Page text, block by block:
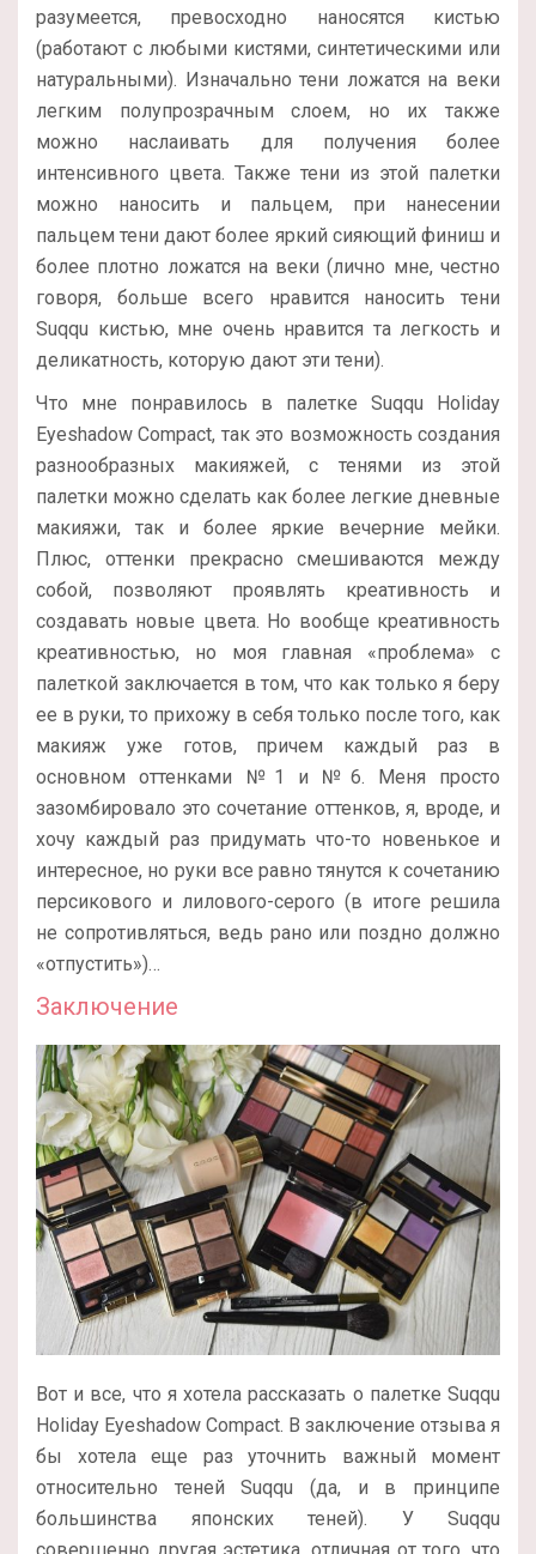
разумеется, превосходно наносятся кистью
(работают с любыми кистями, синтетическими или
натуральными). Изначально тени ложатся на веки
легким полупрозрачным слоем, но их также
можно наслаивать для получения более
интенсивного цвета. Также тени из этой палетки
можно наносить и пальцем, при нанесении
пальцем тени дают более яркий сияющий финиш и
более плотно ложатся на веки (лично мне, честно
говоря, больше всего нравится наносить тени
Suqqu кистью, мне очень нравится та легкость и
деликатность, которую дают эти тени).
Что мне понравилось в палетке Suqqu Holiday
Eyeshadow Compact, так это возможность создания
разнообразных макияжей, с тенями из этой
палетки можно сделать как более легкие дневные
макияжи, так и более яркие вечерние мейки.
Плюс, оттенки прекрасно смешиваются между
собой, позволяют проявлять креативность и
создавать новые цвета. Но вообще креативность
креативностью, но моя главная «проблема» с
палеткой заключается в том, что как только я беру
ее в руки, то прихожу в себя только после того, как
макияж уже готов, причем каждый раз в
основном оттенками №1 и №6. Меня просто
зазомбировало это сочетание оттенков, я, вроде, и
хочу каждый раз придумать что-то новенькое и
интересное, но руки все равно тянутся к сочетанию
персикового и лилового-серого (в итоге решила
не сопротивляться, ведь рано или поздно должно
«отпустить»)…
Заключение
Вот и все, что я хотела рассказать о палетке Suqqu
Holiday Eyeshadow Compact. В заключение отзыва я
бы хотела еще раз уточнить важный момент
относительно теней Suqqu (да, и в принципе
большинства японских теней). У Suqqu